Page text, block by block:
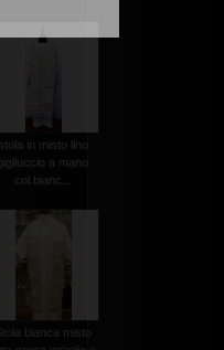
stola in misto lino
a mano
col.bianc...
bianca misto